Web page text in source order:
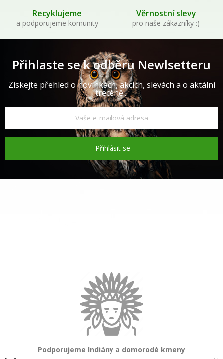
Recyklujeme
a podporujeme komunity
Věrnostní slevy
pro naše zákazníky :)
Přihlaste se k odběru Newlsetteru
Získejte přehled o novinkách, akcích, slevách a o aktální
trecéně...
Přihlásit se
Podporujeme Indiány a domorodé kmeny